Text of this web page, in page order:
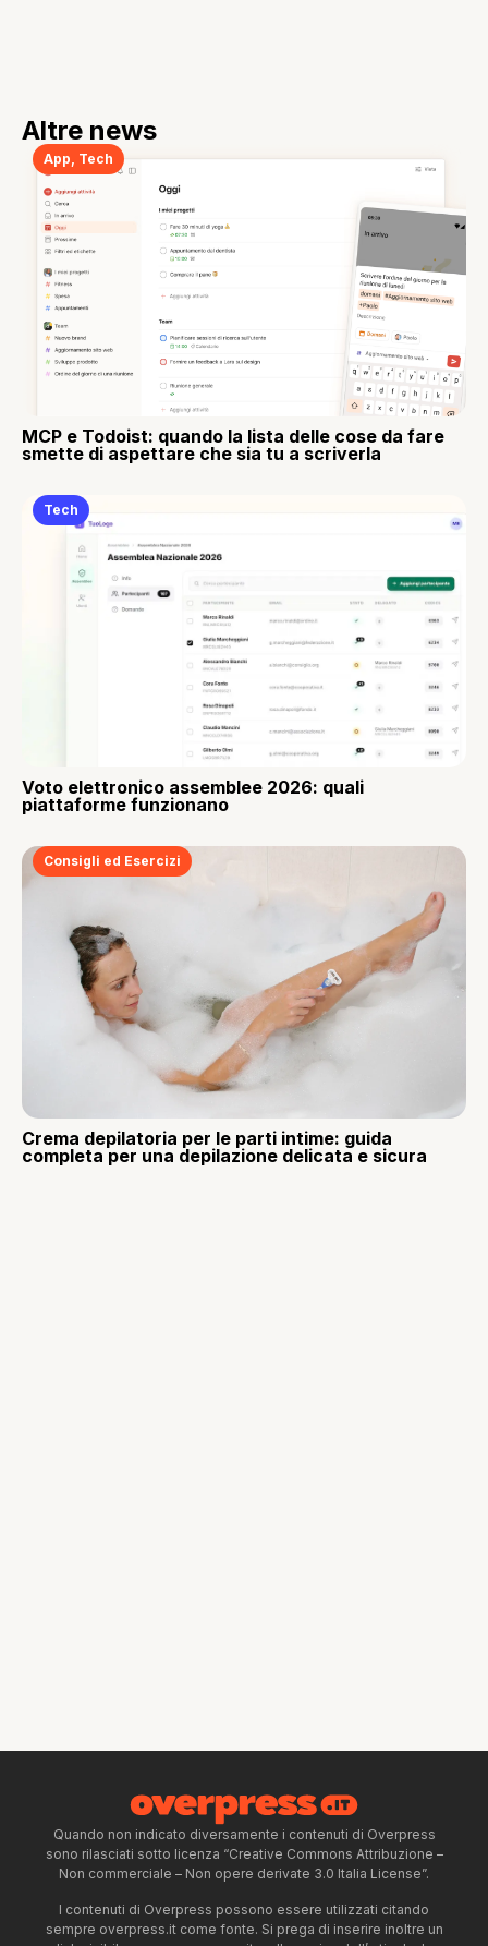
Altre news
App Tech
MCP e Todoist: quando la lista delle cose da fare
smette di aspettare che sia tu a scriverla
Tech
Voto elettronico assemblee 2026: quali
piattaforme funzionano
Consigli ed Esercizi
Crema depilatoria per le parti intime: guida
completa per una depilazione delicata e sicura
Quando non indicato diversamente i contenuti di Overpress
sono rilasciati sotto licenza “Creative Commons Attribuzione –
Non commerciale – Non opere derivate 3.0 Italia License”.
I contenuti di Overpress possono essere utilizzati citando
sempre overpress.it come fonte. Si prega di inserire inoltre un